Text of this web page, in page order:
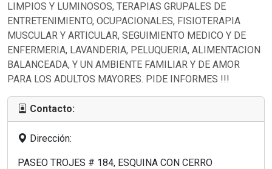
LIMPIOS Y LUMINOSOS, TERAPIAS GRUPALES DE
ENTRETENIMIENTO, OCUPACIONALES, FISIOTERAPIA
MUSCULAR Y ARTICULAR, SEGUIMIENTO MEDICO Y DE
ENFERMERIA, LAVANDERIA, PELUQUERIA, ALIMENTACION
BALANCEADA, Y UN AMBIENTE FAMILIAR Y DE AMOR
PARA LOS ADULTOS MAYORES. PIDE INFORMES !!!
Contacto:
Dirección:
PASEO TROJES # 184, ESQUINA CON CERRO